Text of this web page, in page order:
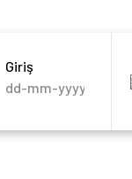
Giriş